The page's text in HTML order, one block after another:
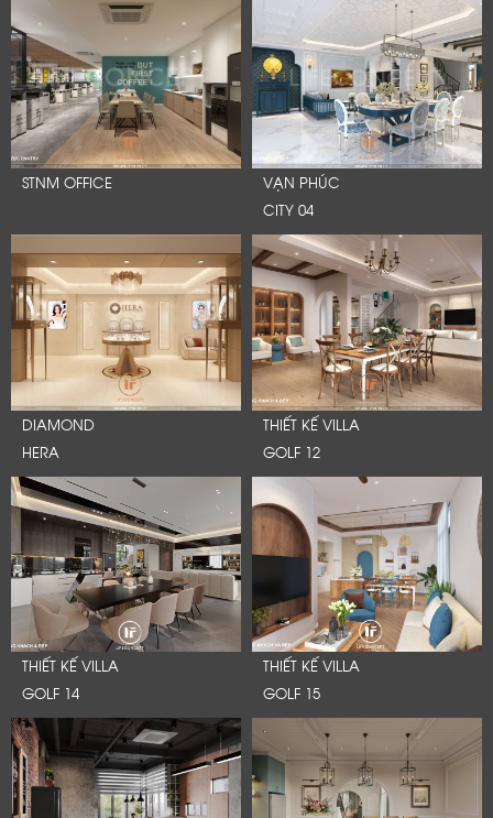
STNM OFFICE
VẠN PHÚC
CITY 04
DIAMOND
HERA
THIẾT KẾ VILLA
GOLF 12
THIẾT KẾ VILLA
GOLF 14
THIẾT KẾ VILLA
GOLF 15